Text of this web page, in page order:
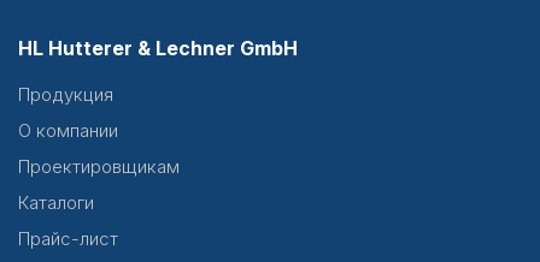
HL Hutterer & Lechner GmbH
Продукция
О компании
Проектировщикам
Каталоги
Прайс-лист